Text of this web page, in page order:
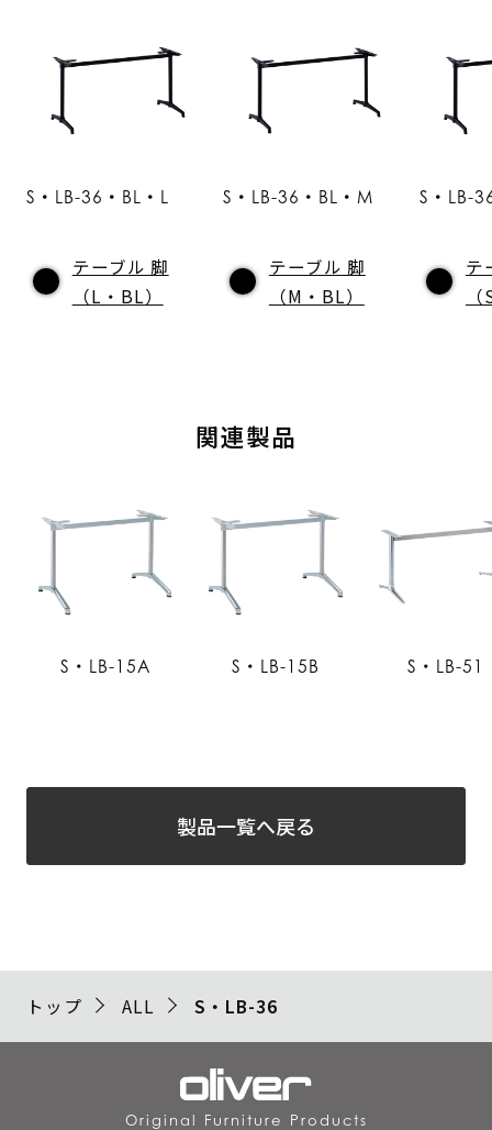
S・LB-36・BL・L
テーブル 脚
（L・BL）
S・LB-36・BL・M
テーブル 脚
（M・BL）
S・LB-
テ
関連製品
S・LB-15A S・LB-15B S・LB-51
製品一覧へ戻る
トップ ALL S・LB-36
Original Furniture Products